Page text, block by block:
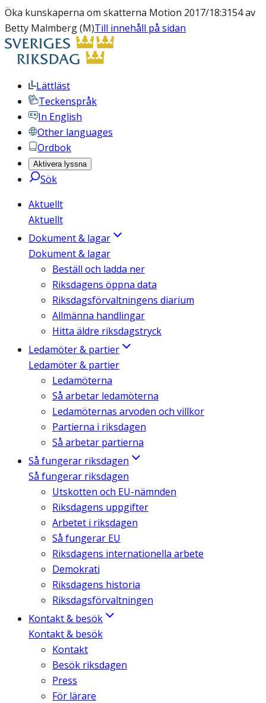
Öka kunskaperna om skatterna Motion 2017/18:3154 av
Betty Malmberg (M)Till innehåll på sidan
Lättläst
Teckenspråk
In English
Other languages
Ordbok
Aktivera lyssna
Sök
Aktuellt
Aktuellt
Dokument & lagar
Dokument & lagar
Beställ och ladda ner
Riksdagens öppna data
Riksdagsförvaltningens diarium
Allmänna handlingar
Hitta äldre riksdagstryck
Ledamöter & partier
Ledamöter & partier
Ledamöterna
Så arbetar ledamöterna
Ledamöternas arvoden och villkor
Partierna i riksdagen
Så arbetar partierna
Så fungerar riksdagen
Så fungerar riksdagen
Utskotten och EU-nämnden
Riksdagens uppgifter
Arbetet i riksdagen
Så fungerar EU
Riksdagens internationella arbete
Demokrati
Riksdagens historia
Riksdagsförvaltningen
Kontakt & besök
Kontakt & besök
Kontakt
Besök riksdagen
Press
För lärare